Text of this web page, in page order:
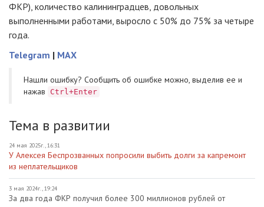
ФКР), количество калининградцев, довольных
выполненными работами, выросло с 50% до 75% за четыре
года.
Telegram | MAX
Нашли ошибку? Cообщить об ошибке можно, выделив ее и
нажав
Ctrl+Enter
Тема в развитии
24 мая 2025г., 16:31
У Алексея Беспрозванных попросили выбить долги за капремонт
из неплательщиков
3 мая 2024г., 19:24
За два года ФКР получил более 300 миллионов рублей от